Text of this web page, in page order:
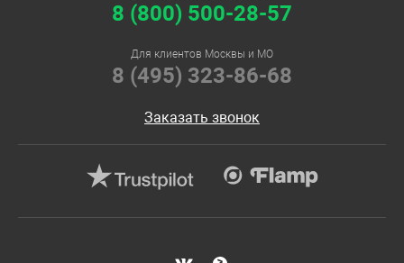
8 (800) 500-28-57
Для клиентов Москвы и МО
8 (495) 323-86-68
Заказать звонок